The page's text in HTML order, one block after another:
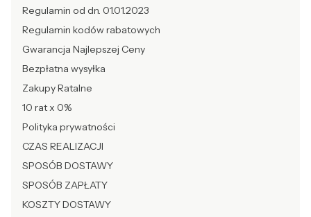
Regulamin od dn. 01.01.2023
Regulamin kodów rabatowych
Gwarancja Najlepszej Ceny
Bezpłatna wysyłka
Zakupy Ratalne
10 rat x 0%
Polityka prywatności
CZAS REALIZACJI
SPOSÓB DOSTAWY
SPOSÓB ZAPŁATY
KOSZTY DOSTAWY